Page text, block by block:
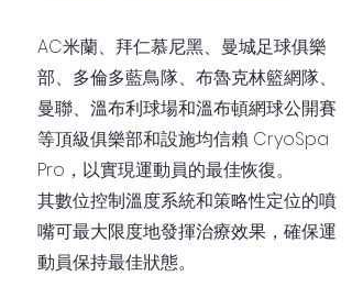
AC米蘭、拜仁慕尼黑、曼城足球俱樂
部、多倫多藍鳥隊、布魯克林籃網隊、
曼聯、溫布利球場和溫布頓網球公開賽
等頂級俱樂部和設施均信賴 CryoSpa
Pro，以實現運動員的最佳恢復。
其數位控制溫度系統和策略性定位的噴
嘴可最大限度地發揮治療效果，確保運
動員保持最佳狀態。